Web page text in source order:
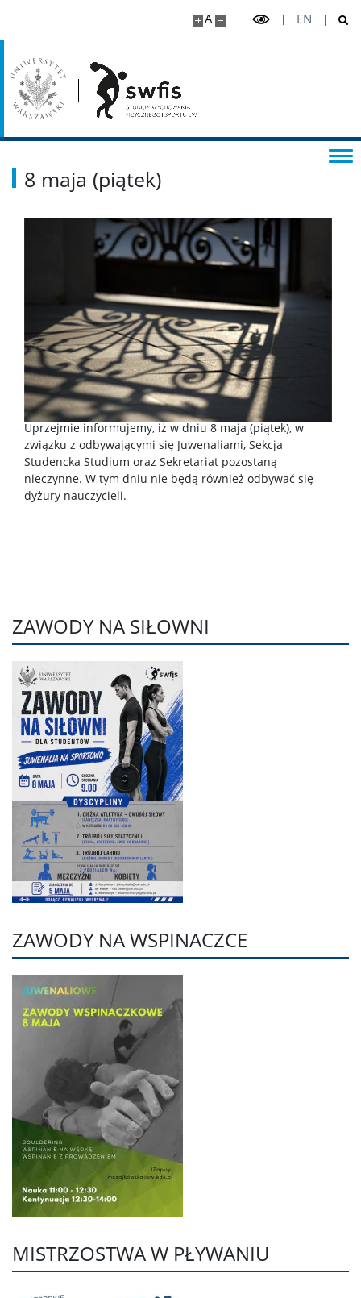
A EN
8 maja (piątek)
Uprzejmie informujemy, iż w dniu 8 maja (piątek), w
związku z odbywającymi się Juwenaliami, Sekcja
Studencka Studium oraz Sekretariat pozostaną
nieczynne. W tym dniu nie będą również odbywać się
dyżury nauczycieli.
ZAWODY NA SIŁOWNI
ZAWODY NA WSPINACZCE
MISTRZOSTWA W PŁYWANIU